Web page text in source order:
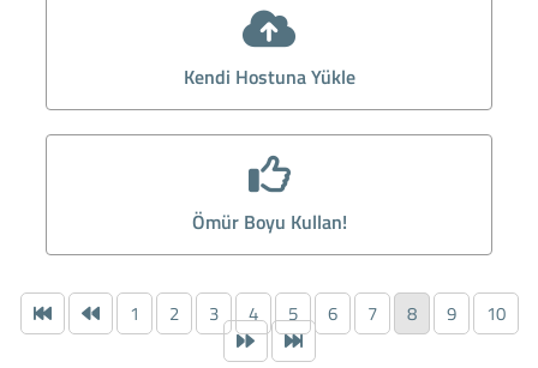
Kendi Hostuna Yükle
Ömür Boyu Kullan!
1 2 3 4 5 6 7 8 9 10